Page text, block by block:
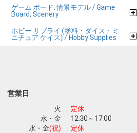
ゲーム ボード, 情景モデル / Game
Board, Scenery
ホビー サプライ (塗料・ダイス・ミ
ニチュア ケイス) / Hobby Supplies
営業日
火
定休
水・金
12:30～17:00
水・金(祝)
定休